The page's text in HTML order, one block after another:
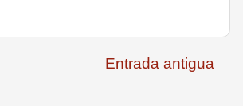
Entrada antigua